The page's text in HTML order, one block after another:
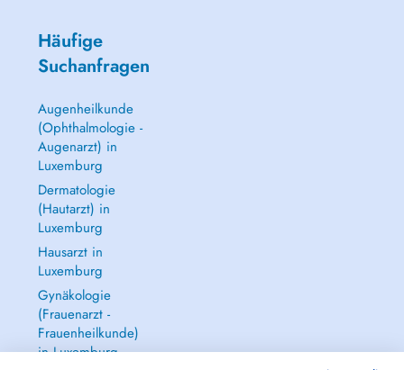
Häufige
Suchanfragen
Augenheilkunde
(Ophthalmologie -
Augenarzt) in
Luxemburg
Dermatologie
(Hautarzt) in
Luxemburg
Hausarzt in
Luxemburg
Gynäkologie
(Frauenarzt -
Frauenheilkunde)
in Luxemburg